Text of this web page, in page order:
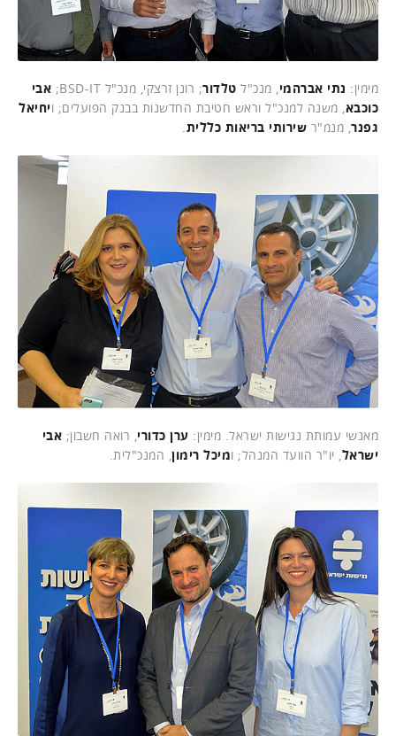
מימין: נתי אברהמי, מנכ"ל טלדור; רונן זרצקי, מנכ"ל BSD-IT;
אבי
כוכבא, משנה למנכ"ל וראש חטיבת החדשנות בבנק הפועלים; ויחיאל
גפנר, מנמ"ר שירותי בריאות כללית.
מאנשי עמותת נגישות ישראל. מימין: ערן כדורי, רואה חשבון; אבי
ישראל, יו"ר הוועד המנהל; ומיכל רימון, המנכ"לית.